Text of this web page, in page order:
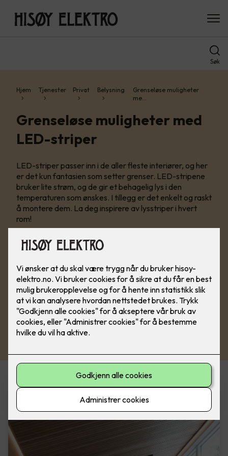
Søk
Hjem Tjenester Privat Belysning
Grenseløse muligheter
me…
Grenseløse muligheter med
LED-striper
LED-striper passer inn i de aller fleste interiører, og her
er det kun fantasien som setter grenser.​ LED-stripene
bruker lite strøm, og de gir et behagelig lys i den
temperaturen som ønskes. I tillegg er det enkelt og raskt
å montere dem.​ La deg inspirere av lysstriper i hvert
rom!